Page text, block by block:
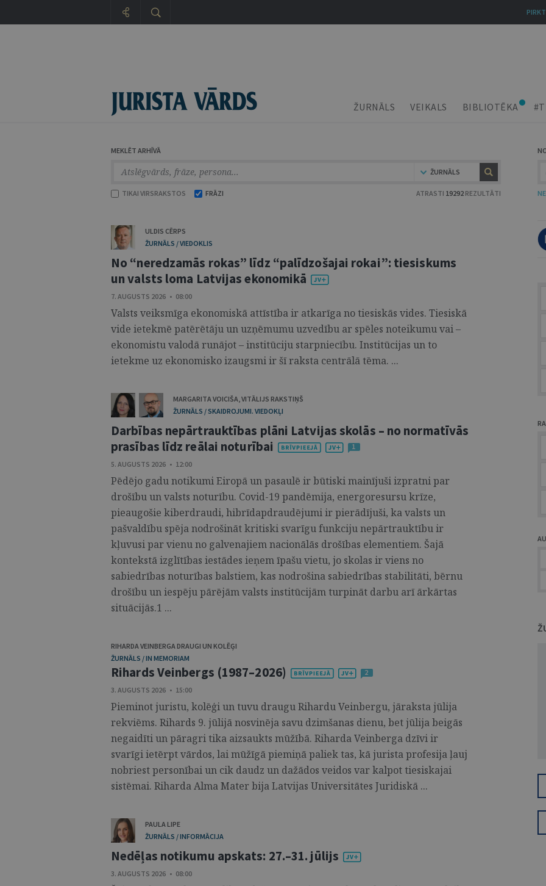
ŽURNĀLS VEIKALS BIBLIOTĒKA
MEKLĒT ARHĪVĀ
ŽURNĀLS
TIKAI VIRSRAKSTOS FRĀZI ATRASTI 19292 REZULTĀTI
ULDIS CĒRPS
ŽURNĀLS / VIEDOKLIS
No “neredzamās rokas” līdz “palīdzošajai rokai”: tiesiskums
un valsts loma Latvijas ekonomikā
7. AUGUSTS 2026 • 08:00
Valsts veiksmīga ekonomiskā attīstība ir atkarīga no tiesiskās vides. Tiesiskā
vide ietekmē patērētāju un uzņēmumu uzvedību ar spēles noteikumu vai –
ekonomistu valodā runājot – institūciju starpniecību. Institūcijas un to
ietekme uz ekonomisko izaugsmi ir šī raksta centrālā tēma. ...
MARGARITA VOICIŠA,VITĀLIJS RAKSTIŅŠ
ŽURNĀLS / SKAIDROJUMI. VIEDOKĻI
Darbības nepārtrauktības plāni Latvijas skolās – no normatīvās
prasības līdz reālai noturībai
1
5. AUGUSTS 2026 • 12:00
Pēdējo gadu notikumi Eiropā un pasaulē ir būtiski mainījuši izpratni par
drošību un valsts noturību. Covid-19 pandēmija, energoresursu krīze,
pieaugošie kiberdraudi, hibrīdapdraudējumi ir pierādījuši, ka valsts un
pašvaldību spēja nodrošināt kritiski svarīgu funkciju nepārtrauktību ir
kļuvusi par vienu no galvenajiem nacionālās drošības elementiem. Šajā
kontekstā izglītības iestādes ieņem īpašu vietu, jo skolas ir viens no
sabiedrības noturības balstiem, kas nodrošina sabiedrības stabilitāti, bērnu
drošību un iespēju pārējām valsts institūcijām turpināt darbu arī ārkārtas
situācijās.1 ...
RIHARDA VEINBERGA DRAUGI UN KOLĒĢI
ŽURNĀLS / IN MEMORIAM
Rihards Veinbergs (1987–2026)
2
3. AUGUSTS 2026 • 15:00
Pieminot juristu, kolēģi un tuvu draugu Rihardu Veinbergu, jāraksta jūlija
rekviēms. Rihards 9. jūlijā nosvinēja savu dzimšanas dienu, bet jūlija beigās
negaidīti un pāragri tika aizsaukts mūžībā. Riharda Veinberga dzīvi ir
svarīgi ietērpt vārdos, lai mūžīgā piemiņā paliek tas, kā jurista profesija ļauj
nobriest personībai un cik daudz un dažādos veidos var kalpot tiesiskajai
sistēmai. Riharda Alma Mater bija Latvijas Universitātes Juridiskā ...
PAULA LIPE
ŽURNĀLS / INFORMĀCIJA
Nedēļas notikumu apskats: 27.–31. jūlijs
3. AUGUSTS 2026 • 08:00
PIRKT